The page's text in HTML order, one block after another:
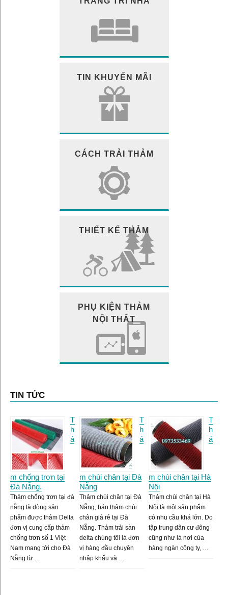
TIN KHUYẾN MÃI
CÁCH TRẢI THẢM
THIẾT KẾ THẢM
PHỤ KIỆN THẢM
NỘI THẤT
TIN TỨC
T
h
ả
m chống trơn tại
Đà Nẵng.
Thảm chống trơn tại đà
nẵng là dòng sản
phẩm được thảm Delta
đơn vị cung cấp thảm
chống trơn số 1 Việt
Nam mang tới cho Đà
Nẵng từ …
T
h
ả
m chùi chân tại Đà
Nẵng
Thảm chùi chân tại Đà
Nẵng, bán thảm chùi
chân giá rẻ tại Đà
Nẵng. Thảm trải sàn
delta chúng tôi là đơn
vị hàng đầu chuyên
nhập khẩu và …
T
h
ả
m chùi chân tại Hà
Nội
Thảm chùi chân tại Hà
Nội là một sản phẩm
có nhu cầu khá lớn. Do
tập trung dân cư đông
cũng như là nơi của
hàng ngàn công ty, …